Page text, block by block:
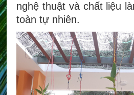
nghệ thuật và chất liệu
toàn tự nhiên.